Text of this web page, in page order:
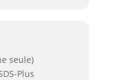
seule)
Plus